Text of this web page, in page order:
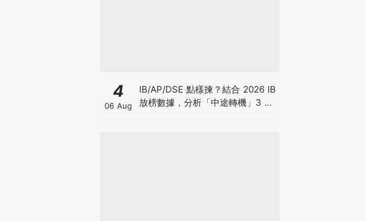
4
06 Aug
IB/AP/DSE 點樣揀？結合 2026 IB
放榜數據，分析「中途轉機」3 大